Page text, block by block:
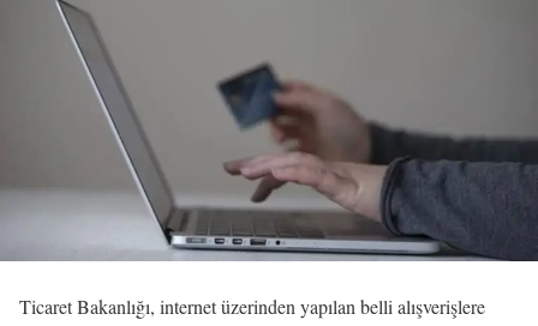
Ticaret Bakanlığı, internet üzerinden yapılan belli alışverişlere